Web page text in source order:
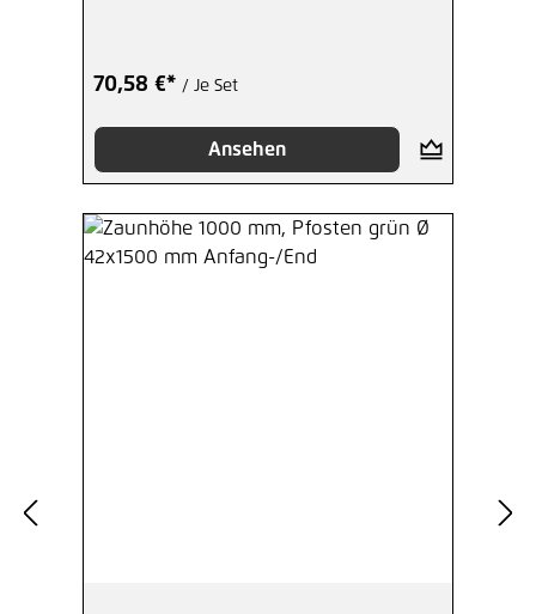
70,58 €* / Je Set
Ansehen